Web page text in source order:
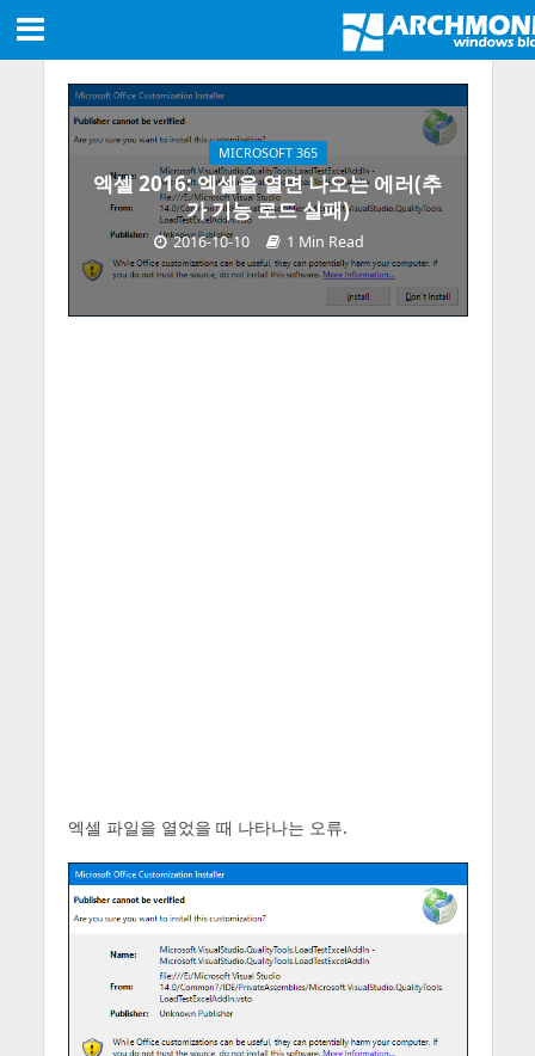
MICROSOFT 365
엑셀 2016: 엑셀을 열면 나오는 에러(추
가 기능 로드 실패)
2016-10-10 1 Min Read
엑셀 파일을 열었을 때 나타나는 오류.